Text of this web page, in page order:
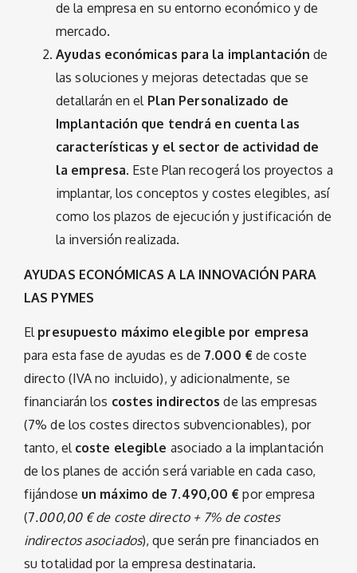
de la empresa en su entorno económico y de
mercado.
Ayudas económicas para la implantación de
las soluciones y mejoras detectadas que se
detallarán en el Plan Personalizado de
Implantación que tendrá en cuenta las
características y el sector de actividad de
la empresa. Este Plan recogerá los proyectos a
implantar, los conceptos y costes elegibles, así
como los plazos de ejecución y justificación de
la inversión realizada.
AYUDAS ECONÓMICAS A LA INNOVACIÓN PARA
LAS PYMES
El presupuesto máximo elegible por empresa
para esta fase de ayudas es de 7.000 € de coste
directo (IVA no incluido), y adicionalmente, se
financiarán los costes indirectos de las empresas
(7% de los costes directos subvencionables), por
tanto, el coste elegible asociado a la implantación
de los planes de acción será variable en cada caso,
fijándose un máximo de 7.490,00 € por empresa
(7.000,00 € de coste directo + 7% de costes
indirectos asociados), que serán pre financiados en
su totalidad por la empresa destinataria.